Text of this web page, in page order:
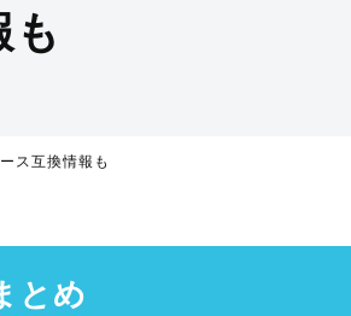
ス互換情報も
とめ